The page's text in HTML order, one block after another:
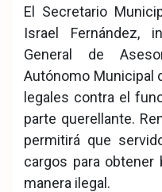
El Secretario
Israel Fernández,
General de
Autónomo Municipal
legales contra el
parte querellante.
permitirá que
cargos para
manera ilegal.